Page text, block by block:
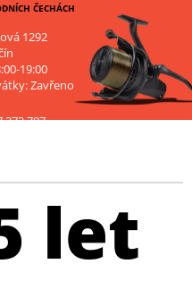
ČECHÁCH
1292
19:00
Zavřeno
272 797
let